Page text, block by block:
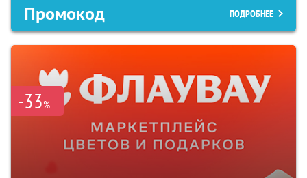
Промокод ПОДРОБНЕЕ
-33%